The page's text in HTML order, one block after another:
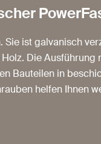
ist galvanisch
Die
Bauteilen in
helfen Ihnen